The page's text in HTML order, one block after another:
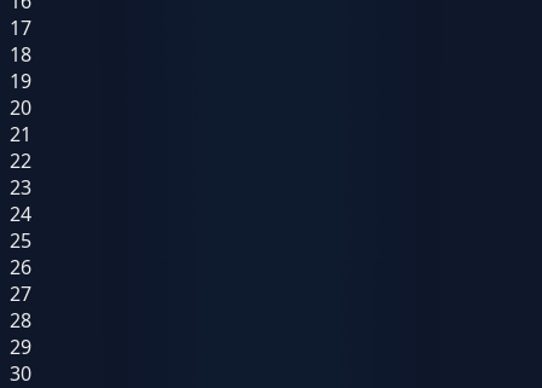
17
18
19
20
21
22
23
24
25
26
27
28
29
30